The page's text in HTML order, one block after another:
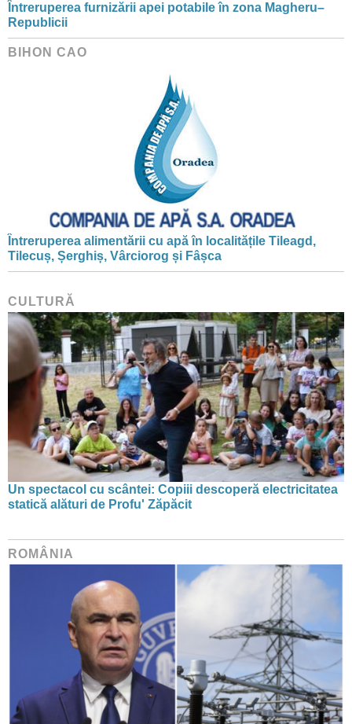
Întreruperea furnizării apei potabile în zona Magheru–
Republicii
BIHON CAO
Întreruperea alimentării cu apă în localitățile Tileagd,
Tilecuș, Șerghiș, Vârciorog și Fâșca
CULTURĂ
Un spectacol cu scântei: Copiii descoperă electricitatea
statică alături de Profu' Zăpăcit
ROMÂNIA